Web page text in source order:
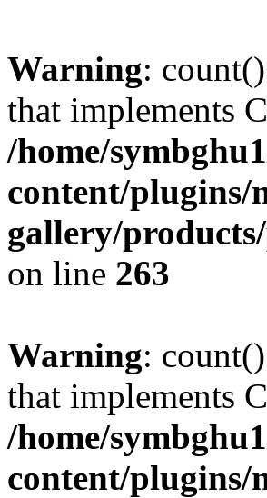
Warning:
that implements
/home/
content/plugins/
gallery/
on line 263
Warning:
that implements
/home/
content/plugins/